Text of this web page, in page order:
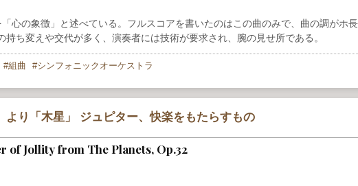
心の象徴」と述べている。フルスコアを書いたのはこの曲のみで、曲の調がホ
ち変えや交代が多く、演奏者には技術が要求され、腕の見せ所である。
組曲 シンフォニックオーケストラ
より「木星」 ジュピター、快楽をもたらすもの
of Jollity from The Planets, Op.32